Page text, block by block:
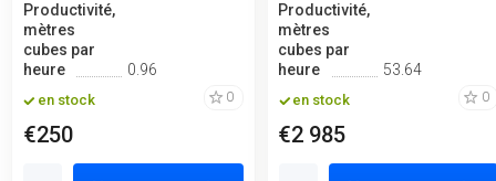
Productivité,
mètres
cubes par
heure
0.96
en stock 0
€250
Productivité,
mètres
cubes par
heure
53.64
en stock 0
€2 985